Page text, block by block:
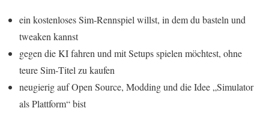
ein kostenloses Sim‑Rennspiel willst, in dem du basteln und
tweaken kannst
gegen die KI fahren und mit Setups spielen möchtest, ohne
teure Sim‑Titel zu kaufen
neugierig auf Open Source, Modding und die Idee „Simulator
als Plattform“ bist